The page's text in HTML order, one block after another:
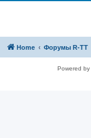
Home Форумы R-TT
Powered by